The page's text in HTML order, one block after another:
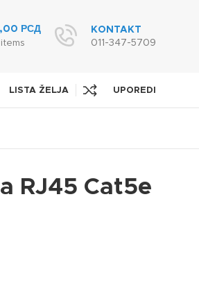
items
РСД
KONTAKT
011-347-5709
LISTA ŽELJA UPOREDI
RJ45 Cat5e